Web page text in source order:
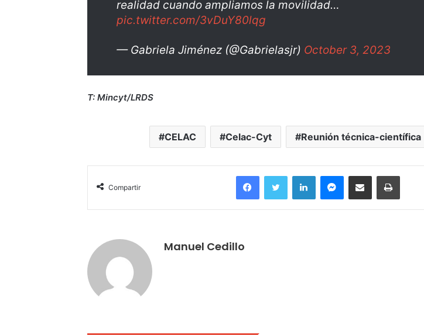
realidad cuando ampliamos la movilidad…
pic.twitter.com/3vDuY80lqg
— Gabriela Jiménez (@Gabrielasjr) October 3, 2023
T: Mincyt/LRDS
CELAC Celac-Cyt Reunión técnica-científica
Compartir
FacebookTwitter LinkedInMessengerCompartir por correo electrónicoImprimir
Manuel Cedillo